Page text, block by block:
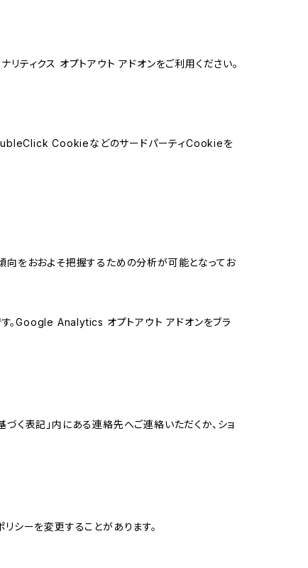
ィクス オプトアウト アドオンをご利用ください。
CookieなどのサードパーティCookieを
をおおよそ把握するための分析が可能となってお
。Google Analytics オプトアウト アドオンをブラ
く表記」内にある連絡先へご連絡いただくか、ショ
シーを変更することがあります。